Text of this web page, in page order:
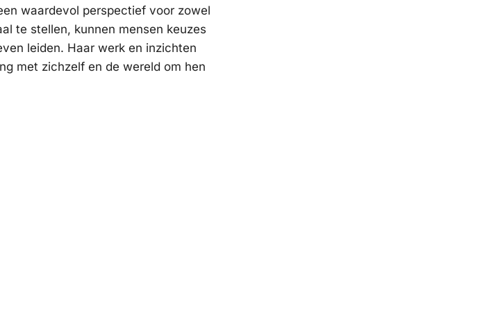
waardevol perspectief voor zowel
te stellen, kunnen mensen keuzes
leiden. Haar werk en inzichten
met zichzelf en de wereld om hen